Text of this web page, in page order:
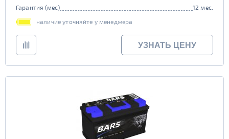
Гарантия (мес)
12 мес.
наличие уточняйте у менеджера
УЗНАТЬ ЦЕНУ